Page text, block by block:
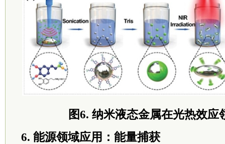
图6. 纳米液态金属在光热效应
6. 能源领域应用：能量捕获